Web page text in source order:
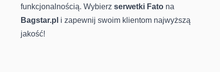
funkcjonalnością. Wybierz serwetki Fato na
Bagstar.pl i zapewnij swoim klientom najwyższą
jakość!